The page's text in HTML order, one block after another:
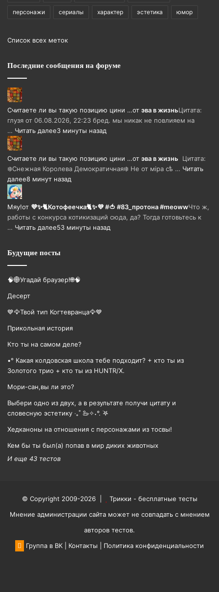
персонажи сериалы характер эстетика юмор
Список всех меток
Последние сообщения на форуме
Считаете ли вы такую позицию цини …от эва в жизньЦитата:
глузя от 06.08.2026, 22:23 бред. мы никак не повлияем на
… Читать далее3 минуты назад
Считаете ли вы такую позицию цини …от эва в жизнь Цитата:
❄️Снежная Королева Демократичная❄️ Не от мiра сѣ … Читать
далее8 минут назад
Мяу!от 💜✨🐈Котофеечка🐈✨💜 #🍅 #83_протона #meowwЧто ж,
работы с конкурса котикизаций сюда, да? Тогда готовьтесь к
… Читать далее53 минуты назад
Будущие посты
🧠🌐Угадай браузер!🌐🧠
Десерт
💙🦅Твой тип Когтевранца🦅💙
Прикольная история
Кто ты на самом деле?
•° Какая колдовская школа тебе подходит? + кто ты из
Золотого трио + кто ты из HUNTR/X.
Мори-сан,вы ли это?
Выбери одно из двух, а в результате получи цитату и
словесную эстетику ‧₊˚ 🦢✧˖°. ࣪𖤐
Хедканоны на отношения с персонажами из тосвы!
Кем бы ты был(а) попав в мир диких животных
И еще 43 тестов
© Copyright 2009-2026 |
Трикки - бесплатные тесты
Мнение администрации сайта может не совпадать с мнением
авторов тестов.
Группа в ВК
Контакты Политика конфиденциальности